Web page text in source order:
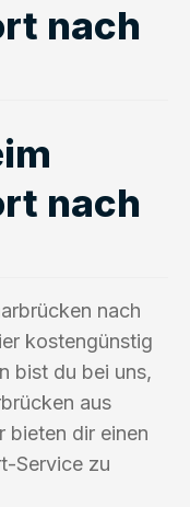
nach
nach
nach
kostengünstig
bist du bei uns,
aus
bieten dir einen
Service zu